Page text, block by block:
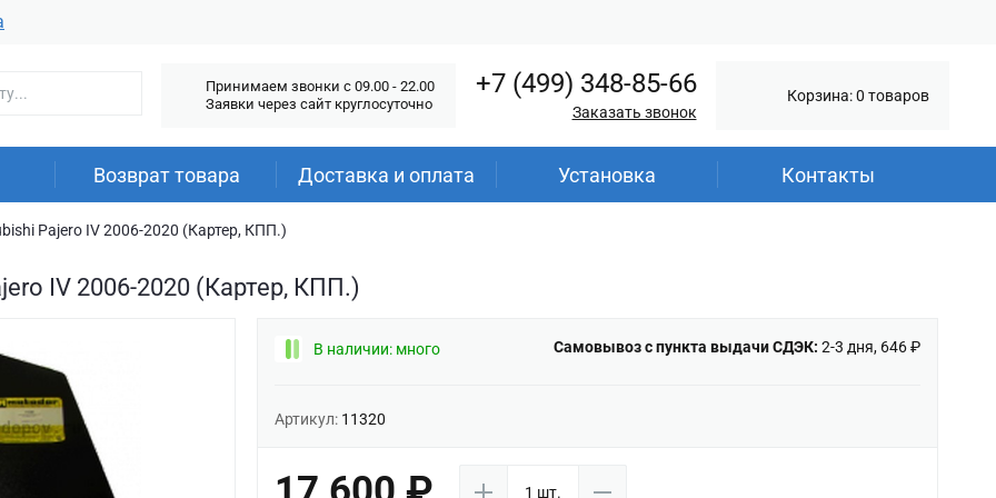
Принимаем звонки c 09.00 - 22.00
Заявки через сайт круглосуточно
+7 (499) 348-85-66
Заказать звонок
Корзина: 0 товаров
Возврат товара Доставка и оплата Установка Контакты
Pajero IV 2006-2020 (Картер, КПП.)
IV 2006-2020 (Картер, КПП.)
В наличии: много Самовывоз с пункта выдачи СДЭК: 2-3 дня, 646 ₽
Артикул: 11320